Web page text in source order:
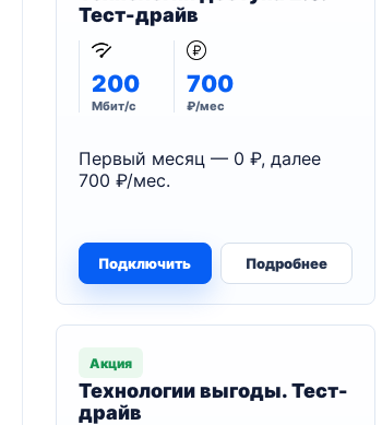
Тест-драйв
200
Мбит/с
700
₽/мес
Первый месяц — 0 ₽, далее
700 ₽/мес.
Подключить Подробнее
Акция
Технологии выгоды. Тест-
драйв